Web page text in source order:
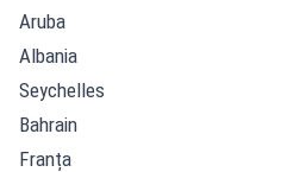
Aruba
Albania
Seychelles
Bahrain
Franța